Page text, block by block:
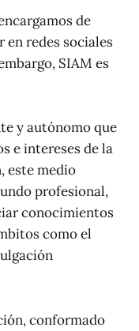
de
redes sociales
SIAM es
y autónomo que
e intereses de la
este medio
profesional,
conocimientos
como el
conformado